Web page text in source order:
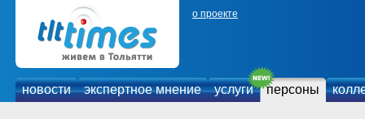
о проекте
новости экспертное мнение услуги персоны